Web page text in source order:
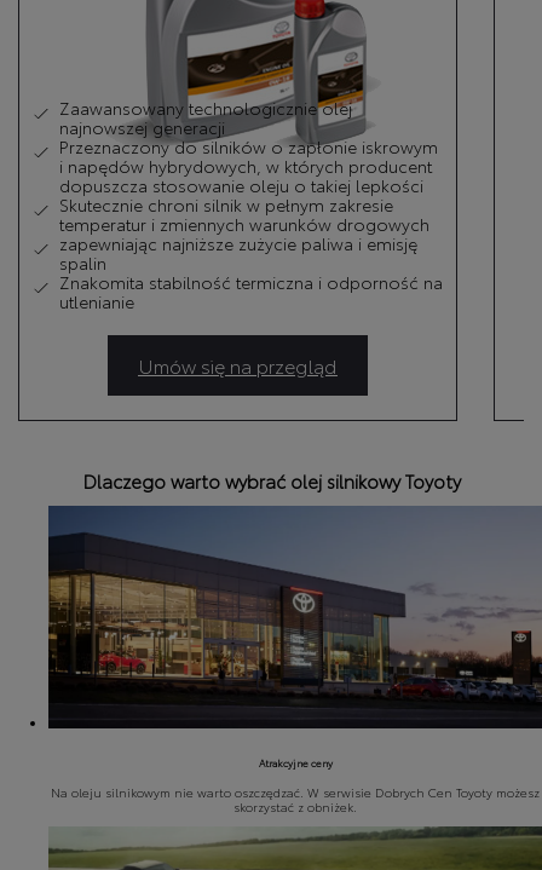
Zaawansowany technologicznie olej
najnowszej generacji
Przeznaczony do silników o zapłonie iskrowym
i napędów hybrydowych, w których producent
dopuszcza stosowanie oleju o takiej lepkości
Skutecznie chroni silnik w pełnym zakresie
temperatur i zmiennych warunków drogowych
zapewniając najniższe zużycie paliwa i emisję
spalin
Znakomita stabilność termiczna i odporność na
utlenianie
Umów się na przegląd
Dlaczego warto wybrać olej silnikowy Toyoty
Atrakcyjne ceny
Na oleju silnikowym nie warto oszczędzać. W serwisie Dobrych Cen Toyoty możesz
skorzystać z obniżek.